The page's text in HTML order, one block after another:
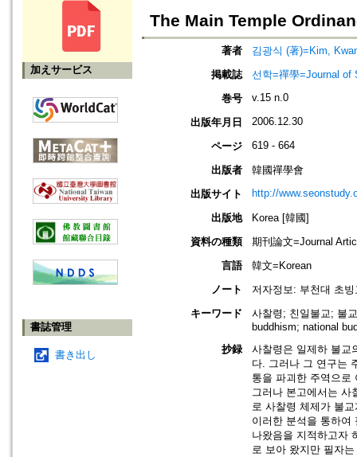
加えサービス
書誌管理
書き出し
The Main Temple
著者
김광식 (著)=Kim,
掲載誌
선학=禪學=Journal of
巻号
v.15 n.0
出版年月日 2006.12.30
ページ 619 - 664
出版者
韓國禪學會
出版サイト
http://
出版地
Korea [韓國]
資料の種類
期刊論文=Journal
言語
韓文=Korean
ノート
저자정보: 부천대 초빙
キーワード
사찰령; 친일불교; 불
buddhism; national
抄録
사찰령은 일제하 불교
다. 그러나 그 연구는
통을 파괴한 주역으로
그러나 본고에서는 사
로 사찰령 체제가 불
이러한 분석을 통하여
나왔음을 지적하고자
로 보아 왔지만 필자